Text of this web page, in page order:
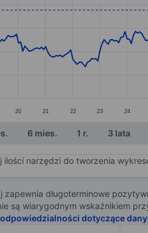
ranges from 54.35 to 70.92.
20 21 22 23 24
6 mies. 1 r. 3 lata
narzędzi do tworzenia
długoterminowe
są wiarygodnym wskaźnikiem
dotyczące